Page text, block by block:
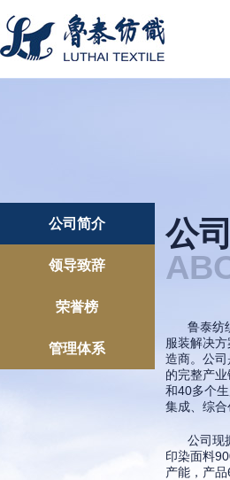
公司简介
领导致辞
荣誉榜
管理体系
公
鲁泰纺
服装解决
造商。公
的完整产
和40多个
集成、综
公司现
印染面料
产能，产